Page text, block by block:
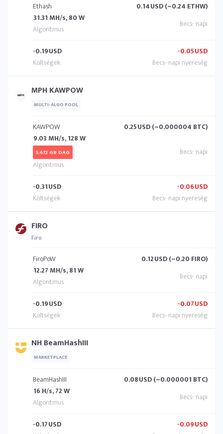
Ethash
31.31 MH/s, 80 W
0.14USD (~0.24 ETHW)
-0.19USD -0.05USD
MPH KAWPOW
MULTI-ALGO POOL
KAWPOW
9.03 MH/s, 128 W
5.672 GB DAG
0.25USD (~0.000004 BTC)
-0.31USD -0.06USD
FIRO
Firo
FiroPoW
12.27 MH/s, 81 W
0.12USD (~0.20 FIRO)
-0.19USD -0.07USD
NH BeamHashIII
MARKETPLACE
BeamHashIII
16 H/s, 72 W
0.08USD (~0.000001 BTC)
-0.17USD -0.09USD